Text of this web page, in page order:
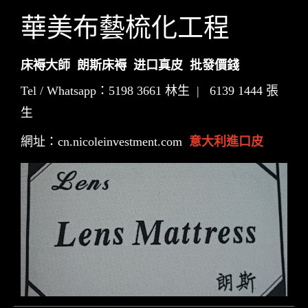
華美布藝梳化工程
床褥大師 朗斯床褥 进口真皮 批發價錢
Tel / Whatsapp：5198 3661 林生 | 6139 1444 張
生
網址：cn.nicoleinvestment.com 意大利進口皮